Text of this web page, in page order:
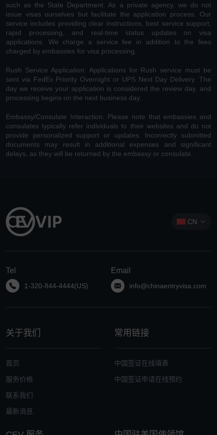
such as the State Department. As a private agency, we do not
issue visas ourselves but facilitate the application process. Our
service includes providing clear instructions, best service support,
rapid processing, and real-time status updates on visa
applications. We charge a service fee in addition to the fees
charged by embassies for visa processing.
Rush Service Application: Applications for Rush service must be
sent via FedEx Priority Overnight or UPS Next Day Delivery. The
day we receive your application is considered the review day, and
processing begins on the next business day.
Embassy/Consulate Interaction: Please note that embassies and
consulates typically refer individuals to their websites and do not
provide personalized support or updates. Incorrectly submitted
documents may result in additional expenses and significant
delays, as they will be returned by the embassy or consulate.
CN
Tel
1-320-844-4444(US)
Email
info@chinaentryvisa.com
关于我们
首页
服务价格
联系我们
最新消息
常用链接
中国签证在线填表
中国签证申请在线预约